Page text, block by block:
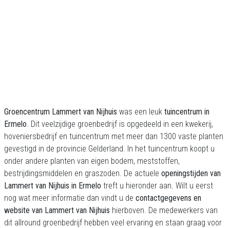
Groencentrum Lammert van Nijhuis was een leuk tuincentrum in
Ermelo. Dit veelzijdige groenbedrijf is opgedeeld in een kwekerij,
hoveniersbedrijf en tuincentrum met meer dan 1300 vaste planten
gevestigd in de provincie Gelderland. In het tuincentrum koopt u
onder andere planten van eigen bodem, meststoffen,
bestrijdingsmiddelen en graszoden. De actuele openingstijden van
Lammert van Nijhuis in Ermelo treft u hieronder aan. Wilt u eerst
nog wat meer informatie dan vindt u de contactgegevens en
website van Lammert van Nijhuis hierboven. De medewerkers van
dit allround groenbedrijf hebben veel ervaring en staan graag voor